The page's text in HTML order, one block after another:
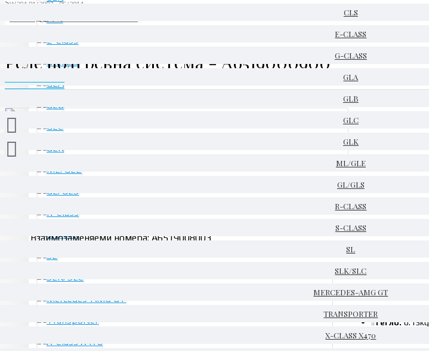
CLS
E-CLASS
G-CLASS
GLA
GLB
GLC
GLK
ML/GLE
GL/GLS
R-CLASS
S-CLASS
SL
SLK/SLC
MERCEDES-AMG GT
TRANSPORTER
X-CLASS X470
W204 01/2007 - 06/2014
Реле подгревна система - A6519000900
Взаимозаменяеми номера: A6519008003
НА СКЛАД
Тегло: 0.13kg
Гаранция: